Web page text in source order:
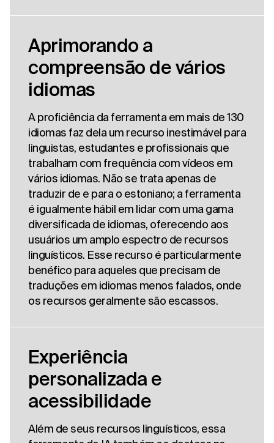
Aprimorando a
compreensão de vários
idiomas
A proficiência da ferramenta em mais de 130
idiomas faz dela um recurso inestimável para
linguistas, estudantes e profissionais que
trabalham com frequência com vídeos em
vários idiomas. Não se trata apenas de
traduzir de e para o estoniano; a ferramenta
é igualmente hábil em lidar com uma gama
diversificada de idiomas, oferecendo aos
usuários um amplo espectro de recursos
linguísticos. Esse recurso é particularmente
benéfico para aqueles que precisam de
traduções em idiomas menos falados, onde
os recursos geralmente são escassos.
Experiência
personalizada e
acessibilidade
Além de seus recursos linguísticos, essa